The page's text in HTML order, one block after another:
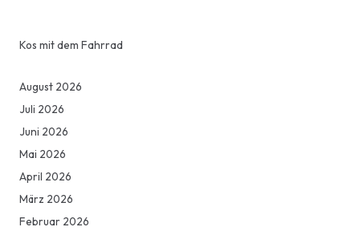
Kos mit dem Fahrrad
August 2026
Juli 2026
Juni 2026
Mai 2026
April 2026
März 2026
Februar 2026